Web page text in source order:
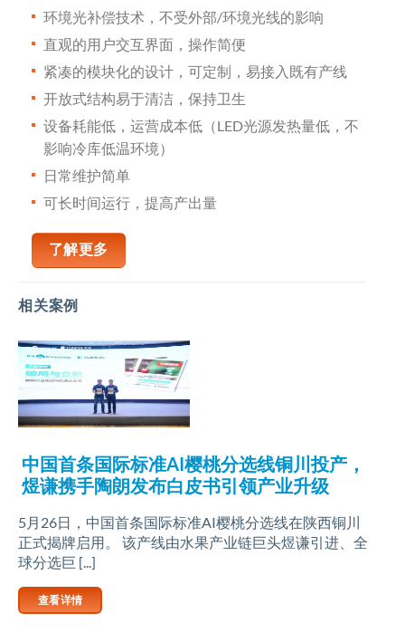
环境光补偿技术，不受外部/环境光线的影响
直观的用户交互界面，操作简便
紧凑的模块化的设计，可定制，易接入既有产线
开放式结构易于清洁，保持卫生
设备耗能低，运营成本低（LED光源发热量低，不
影响冷库低温环境）
日常维护简单
可长时间运行，提高产出量
了解更多
相关案例
中国首条国际标准AI樱桃分选线铜川投产，
煜谦携手陶朗发布白皮书引领产业升级
5月26日，中国首条国际标准AI樱桃分选线在陕西铜川
正式揭牌启用。 该产线由水果产业链巨头煜谦引进、全
球分选巨 [...]
查看详情